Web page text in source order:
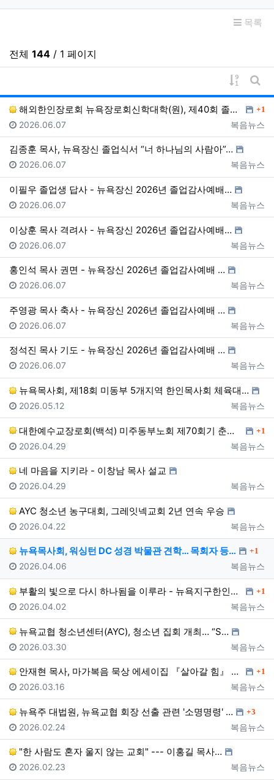
목록
전체 144 / 1 페이지
게시물
게
해외한인장로회 뉴욕장로회신학대학(원), 제40회 졸업감…
댓글
1
등록자
복음뉴스
등록일
2026.06.07
김종훈 목사, 뉴욕장신 졸업식서 “너 하나님의 사람아”…
등록자
복음뉴스
등록일
2026.06.07
이필우 졸업생 답사 - 뉴욕장신 2026년 졸업감사예배…
등록자
복음뉴스
등록일
2026.06.07
이상훈 목사 격려사 - 뉴욕장신 2026년 졸업감사예배…
등록자
복음뉴스
등록일
2026.06.07
홍인석 목사 권면 - 뉴욕장신 2026년 졸업감사예배 …
등록자
복음뉴스
등록일
2026.06.07
주영광 목사 축사 - 뉴욕장신 2026년 졸업감사예배 …
등록자
복음뉴스
등록일
2026.06.07
정석진 목사 기도 - 뉴욕장신 2026년 졸업감사예배 …
등록자
복음뉴스
등록일
2026.06.07
뉴욕목사회, 제18회 미동부 5개지역 한인목사회 체육대…
등록자
복음뉴스
등록일
2026.05.12
대한예수교장로회(백석) 미주동부노회 제70회기 춘계 정… 댓글
1
등록자
복음뉴스
등록일
2026.04.29
네 마음을 지키라 - 이창남 목사 설교
등록자
복음뉴스
등록일
2026.04.29
AYC 청소년 농구대회, 그레잇넥교회 2년 연속 우승
등록자
복음뉴스
등록일
2026.04.22
뉴욕목사회, 워싱턴 DC 성경 박물관 견학… 목회자 등… 댓글
1
등록자
복음뉴스
등록일
2026.04.06
부활의 빛으로 다시 하나됨을 이루라 - 뉴욕지구한인목사… 댓글
1
등록자
복음뉴스
등록일
2026.04.02
뉴욕교협 청소년센터(AYC), 청소년 집회 개최… “S…
등록자
복음뉴스
등록일
2026.03.30
안재현 목사, 마가복음 묵상 에세이집 『살아갈 힘』 출… 댓글
1
등록자
복음뉴스
등록일
2026.03.16
뉴욕주 대법원, 뉴욕교협 회장 선출 관련 '소명명령' … 댓글
3
등록자
복음뉴스
등록일
2026.02.24
"한 사람도 혼자 울지 않는 교회" --- 이홍길 목사…
등록자
복음뉴스
등록일
2026.02.23